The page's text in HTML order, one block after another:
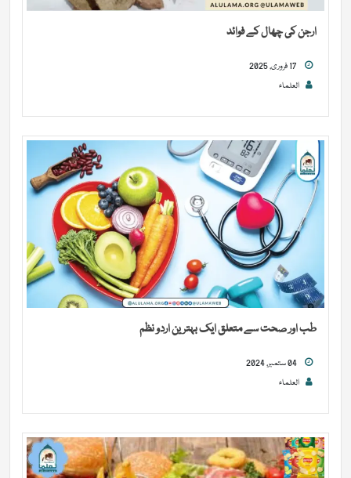
ارجن کی چھال کے فوائد
العلماء
طب اور صحت سے متعلق ایک بہترین اردو نظم
العلماء